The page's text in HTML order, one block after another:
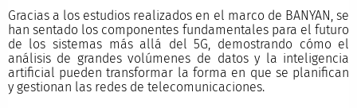
Gracias a los estudios realizados en el marco de BANYAN, se
han sentado los componentes fundamentales para el futuro
de los sistemas más allá del 5G, demostrando cómo el
análisis de grandes volúmenes de datos y la inteligencia
artificial pueden transformar la forma en que se planifican
y gestionan las redes de telecomunicaciones.